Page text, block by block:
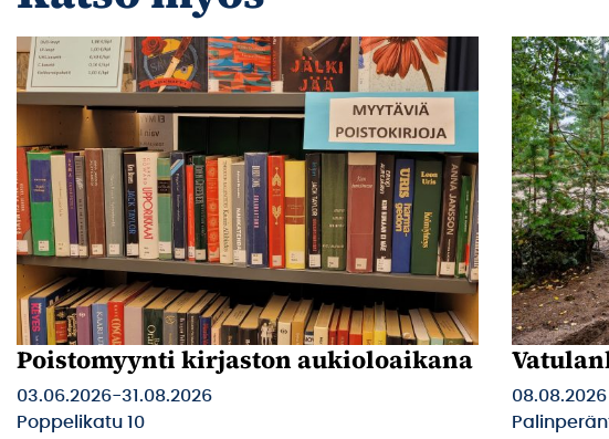
Poistomyynti kirjaston aukioloaikana
03.06.2026-31.08.2026
Poppelikatu 10
08.08.2026